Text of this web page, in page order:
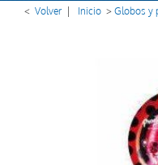
< Volver Inicio >Globos y